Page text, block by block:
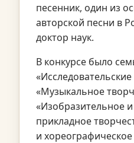
песенник, один из
авторской песни в
доктор наук.
В конкурсе было
«Музыкальное
«Изобразительное
прикладное
и